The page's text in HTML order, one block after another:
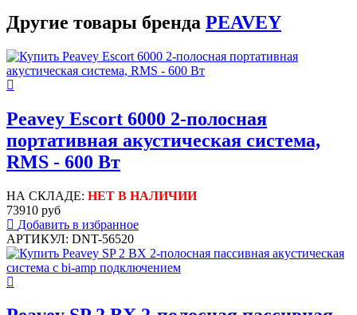
Другие товары бренда PEAVEY
Peavey Escort 6000 2-полосная
портативная акустическая система,
RMS - 600 Вт
НА СКЛАДЕ: НЕТ В НАЛИЧИИ
73910 руб
Добавить в избранное
АРТИКУЛ: DNT-56520